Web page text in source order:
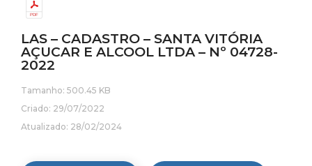
LAS – CADASTRO – SANTA VITÓRIA
AÇUCAR E ALCOOL LTDA – Nº 04728-
2022
Tamanho: 500.45 KB
Criado: 29/07/2022
Atualizado: 28/02/2024